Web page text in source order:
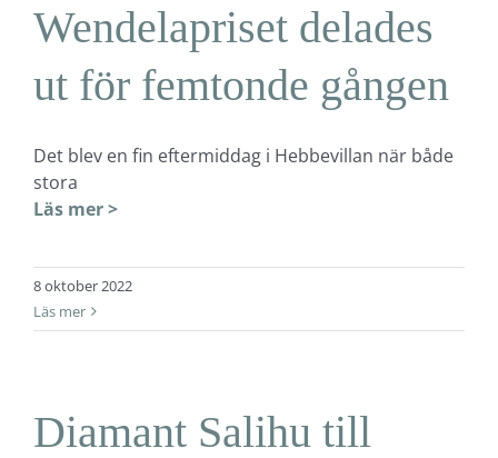
Wendelapriset delades
ut för femtonde gången
Det blev en fin eftermiddag i Hebbevillan när både
stora
Läs mer >
8 oktober 2022
Läs mer
Diamant Salihu till